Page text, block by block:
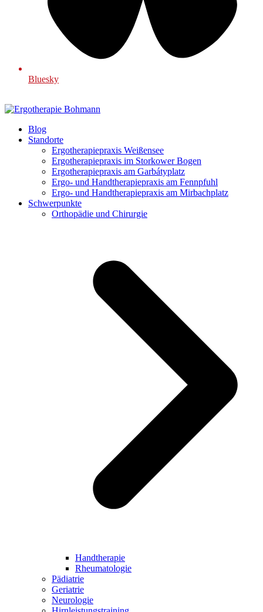
Bluesky
Blog
Standorte
Ergotherapiepraxis Weißensee
Ergotherapiepraxis im Storkower Bogen
Ergotherapiepraxis am Garbátyplatz
Ergo- und Handtherapiepraxis am Fennpfuhl
Ergo- und Handtherapiepraxis am Mirbachplatz
Schwerpunkte
Orthopädie und Chirurgie
Handtherapie
Rheumatologie
Pädiatrie
Geriatrie
Neurologie